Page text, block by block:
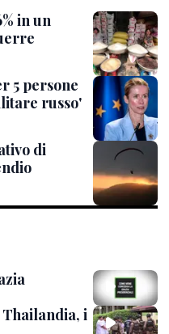
in un
5 persone
russo'
di
i